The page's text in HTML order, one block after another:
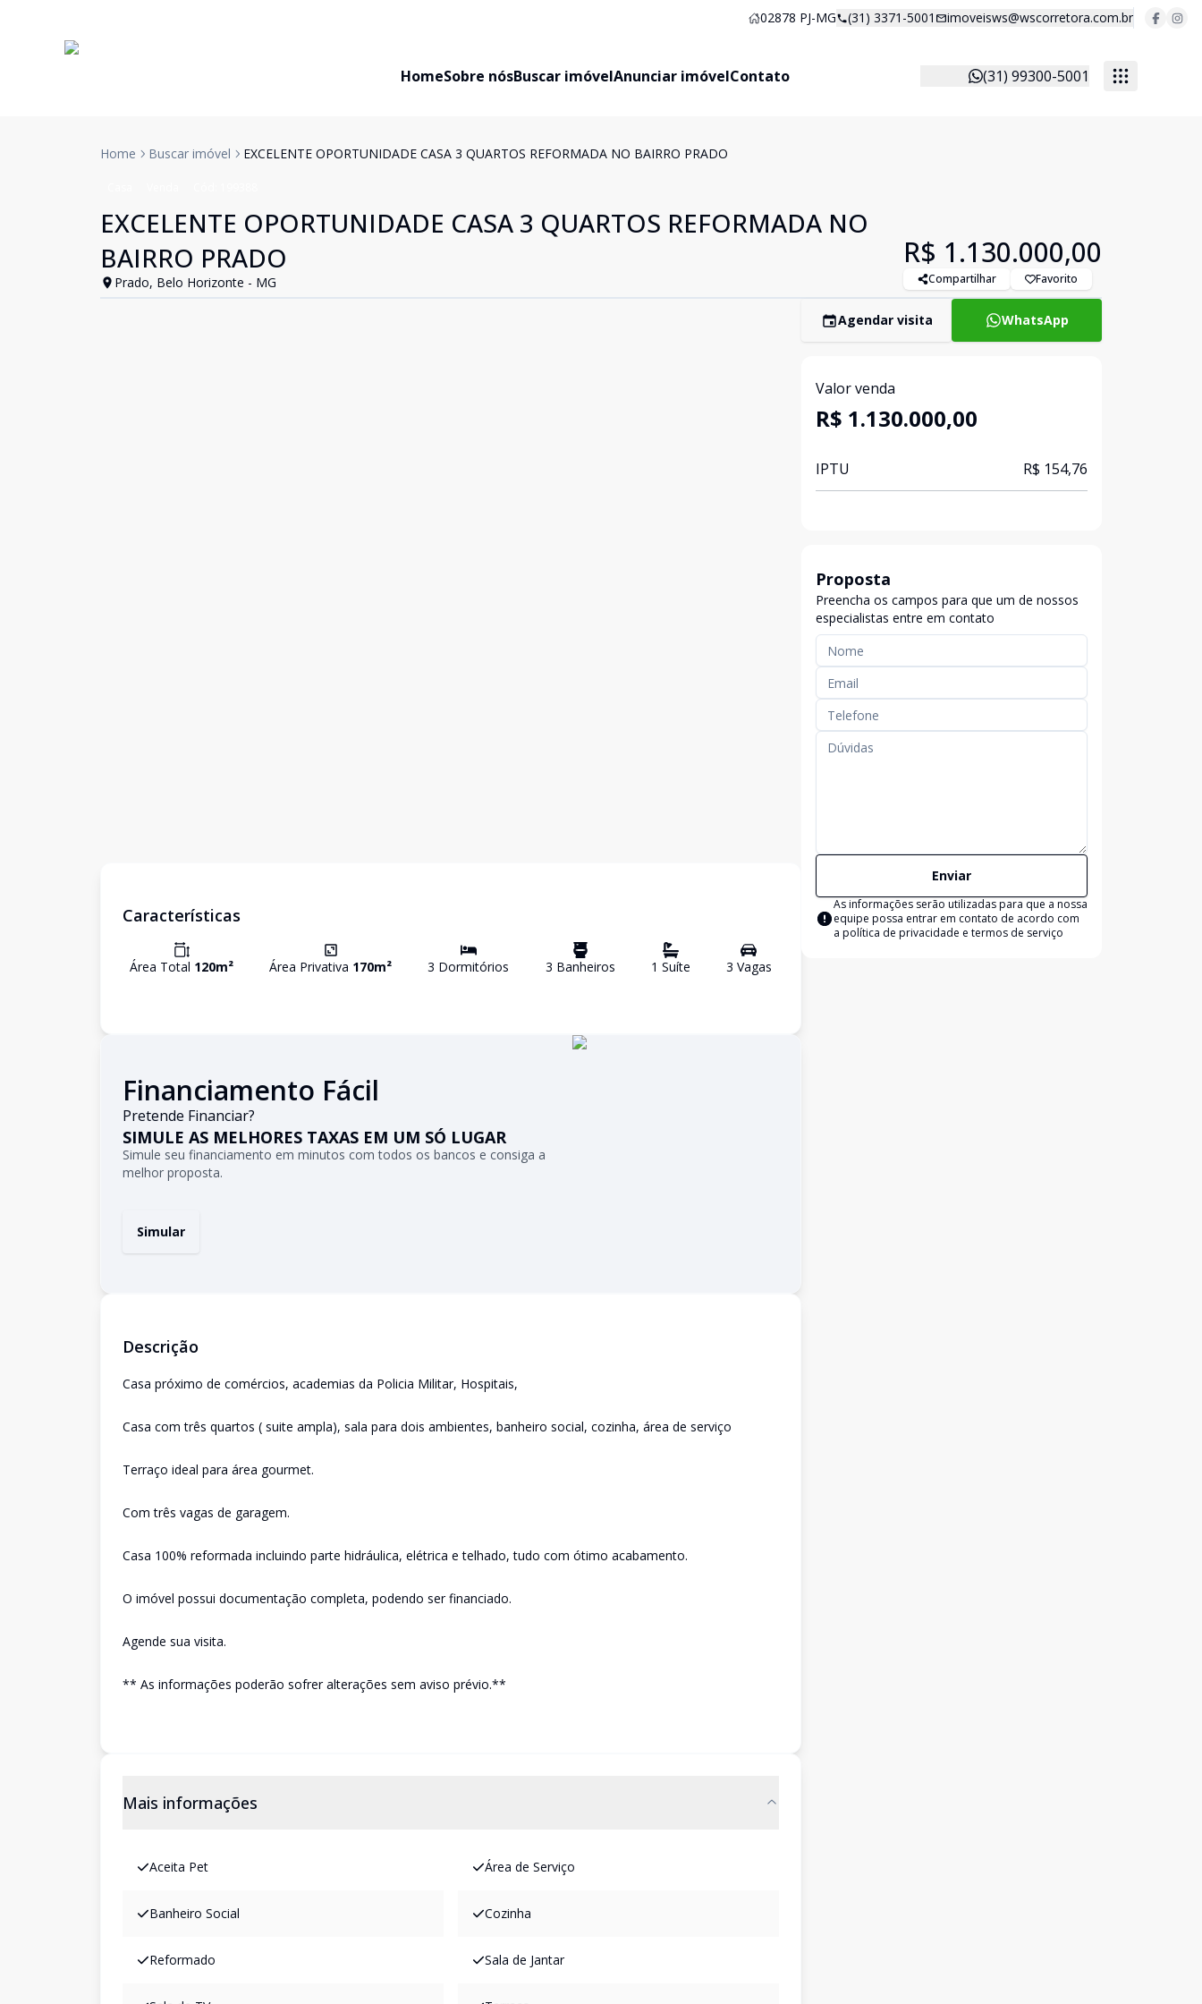
02878 PJ-MG (31) 3371-5001 imoveisws@wscorretora.com.br
HomeSobre nósBuscar imóvelAnunciar imóvelContato (31) 99300-5001
Home Buscar imóvel EXCELENTE OPORTUNIDADE CASA 3 QUARTOS REFORMADA NO BAIRRO PRADO
EXCELENTE OPORTUNIDADE CASA 3 QUARTOS REFORMADA NO
BAIRRO PRADO
Prado, Belo Horizonte - MG
R$ 1.130.000,00
Compartilhar Favorito
Características
Área Total 120m² Área Privativa 170m² 3 Dormitórios 3 Banheiros 1 Suíte 3 Vagas
Financiamento Fácil
Pretende Financiar?
SIMULE AS MELHORES TAXAS EM UM SÓ LUGAR
Simule seu financiamento em minutos com todos os bancos e consiga a
melhor proposta.
Simular
Descrição
Casa próximo de comércios, academias da Policia Militar, Hospitais,
Casa com três quartos ( suite ampla), sala para dois ambientes, banheiro social, cozinha, área de serviço
Terraço ideal para área gourmet.
Com três vagas de garagem.
Casa 100% reformada incluindo parte hidráulica, elétrica e telhado, tudo com ótimo acabamento.
O imóvel possui documentação completa, podendo ser financiado.
Agende sua visita.
** As informações poderão sofrer alterações sem aviso prévio.**
Mais informações
Aceita Pet Área de Serviço
Banheiro Social Cozinha
Reformado Sala de Jantar
Agendar visita WhatsApp
Valor venda
R$ 1.130.000,00
IPTU R$ 154,76
Proposta
Preencha os campos para que um de nossos
especialistas entre em contato
Enviar
As informações serão utilizadas para que a nossa
equipe possa entrar em contato de acordo com
a política de privacidade e termos de serviço